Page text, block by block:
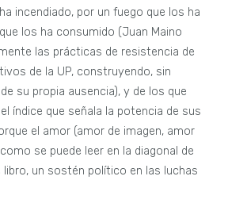
incendiado, por un fuego que los ha
los ha consumido (Juan Maino
las prácticas de resistencia de
de la UP, construyendo, sin
su propia ausencia), y de los que
índice que señala la potencia de sus
el amor (amor de imagen, amor
se puede leer en la diagonal de
un sostén político en las luchas